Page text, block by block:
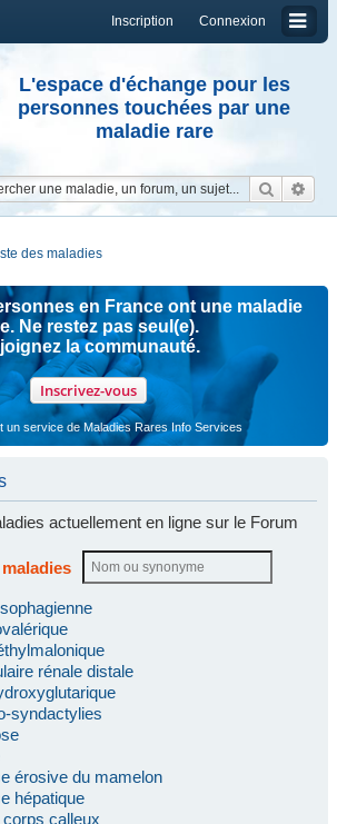
Connexion
Inscription
L'espace d'échange pour les
personnes touchées par une
maladie rare
des maladies
en France ont une maladie
Ne restez pas seul(e).
la communauté.
Inscrivez-vous
un service de Maladies Rares Info Services
actuellement en ligne sur le Forum
rénale distale
syndactylies
érosive du mamelon
hépatique
calleux